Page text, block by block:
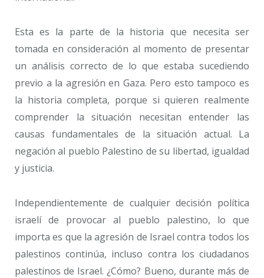
Esta es la parte de la historia que necesita ser
tomada en consideración al momento de presentar
un análisis correcto de lo que estaba sucediendo
previo a la agresión en Gaza. Pero esto tampoco es
la historia completa, porque si quieren realmente
comprender la situación necesitan entender las
causas fundamentales de la situación actual. La
negación al pueblo Palestino de su libertad, igualdad
y justicia.
Independientemente de cualquier decisión política
israelí de provocar al pueblo palestino, lo que
importa es que la agresión de Israel contra todos los
palestinos continúa, incluso contra los ciudadanos
palestinos de Israel. ¿Cómo? Bueno, durante más de